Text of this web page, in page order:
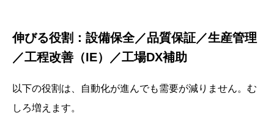
伸びる役割：設備保全／品質保証／生産管理
／工程改善（IE）／工場DX補助
以下の役割は、自動化が進んでも需要が減りません。む
しろ増えます。